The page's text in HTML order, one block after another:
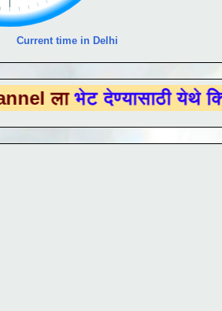
Current time in Delhi
देण्यासाठी येथे क्लिक करा .